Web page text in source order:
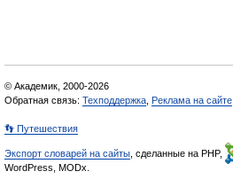
© Академик, 2000-2026
Обратная связь: Техподдержка Реклама на сайте
👣 Путешествия
Экспорт словарей на сайты , сделанные на PHP,
WordPress, MODx.